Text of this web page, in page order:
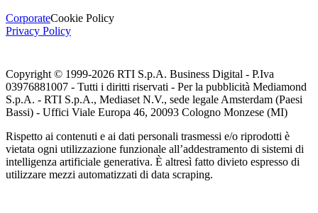
CorporateCookie Policy
Privacy Policy
Copyright © 1999-2026 RTI S.p.A. Business Digital - P.Iva
03976881007 - Tutti i diritti riservati - Per la pubblicità Mediamond
S.p.A. - RTI S.p.A., Mediaset N.V., sede legale Amsterdam (Paesi
Bassi) - Uffici Viale Europa 46, 20093 Cologno Monzese (MI)
Rispetto ai contenuti e ai dati personali trasmessi e/o riprodotti è
vietata ogni utilizzazione funzionale all’addestramento di sistemi di
intelligenza artificiale generativa. È altresì fatto divieto espresso di
utilizzare mezzi automatizzati di data scraping.